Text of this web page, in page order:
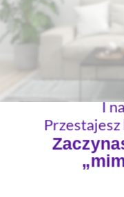
I
Przestajesz